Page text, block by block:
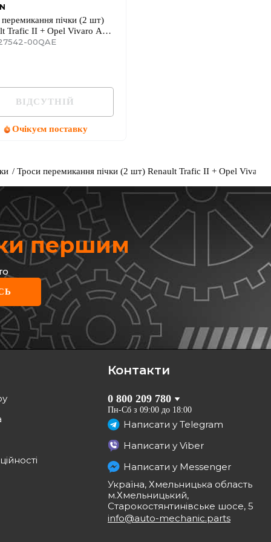
пічки (2 шт)
Trafic II + Opel Vivaro A
00QAE
ВІДСУТНІЙ
Очікуєм поставку
Троси перемикання пічки (2 шт) Renault Trafic II + Opel Vivaro
першим
Контакти
0 800 209 780
Пн-Сб з 09:00 до 18:00
Написати у Telegram
Написати у Viber
Написати у Messenger
Україна, Хмельницька область
м.Хмельницький,
Старокостянтинівське шосе, 5
info@auto-mechanic.parts